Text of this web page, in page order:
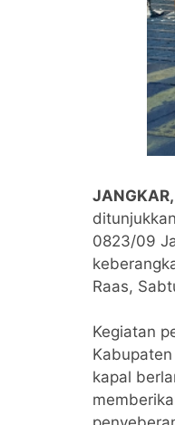
JANGKAR,
0823/09
Raas,
Kegiatan
kapal